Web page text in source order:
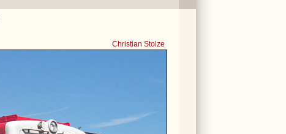
Christian Stolze